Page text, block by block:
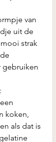
van
uit de
strak
gebruiken
koken,
als dat is